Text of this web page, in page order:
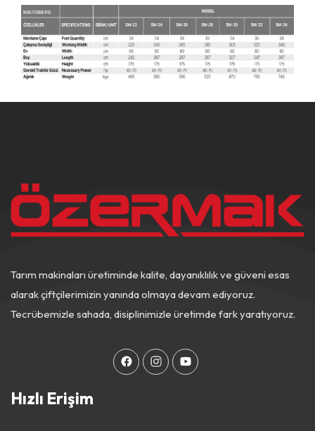
Tarım makinaları üretiminde kalite, dayanıklılık ve güveni esas
alarak çiftçilerimizin yanında olmaya devam ediyoruz.
Tecrübemizle sahada, disiplinimizle üretimde fark yaratıyoruz.
Hızlı Erişim